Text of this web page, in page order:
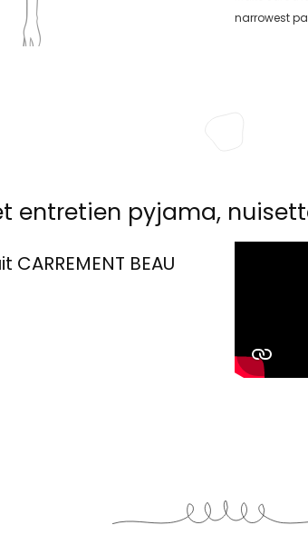
narrowest
entretien pyjama,
CARREMENT BEAU